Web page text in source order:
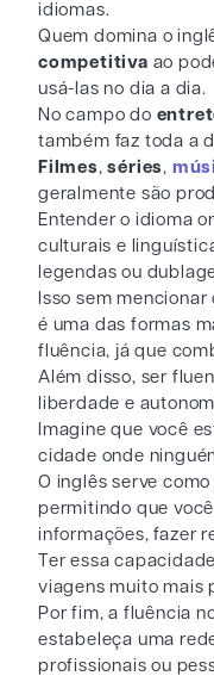
idiomas.
Quem domina o
competitiva ao
usá-las no dia a dia.
No campo do
também faz toda a
Filmes,séries,
geralmente são
Entender o idioma
culturais e
legendas ou
Isso sem
é uma das formas
fluência, já que
Além disso, ser
liberdade e
Imagine que você
cidade onde
O inglês serve
permitindo que
informações, fazer
Ter essa
viagens muito mais
Por fim, a fluência
estabeleça uma
profissionais ou